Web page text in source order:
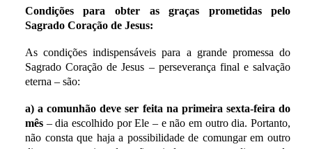
Condições para obter as graças prometidas pelo
Sagrado Coração de Jesus:
As condições indispensáveis para a grande promessa do
Sagrado Coração de Jesus – perseverança final e salvação
eterna – são:
a) a comunhão deve ser feita na primeira sexta-feira do
mês – dia escolhido por Ele – e não em outro dia. Portanto,
não consta que haja a possibilidade de comungar em outro